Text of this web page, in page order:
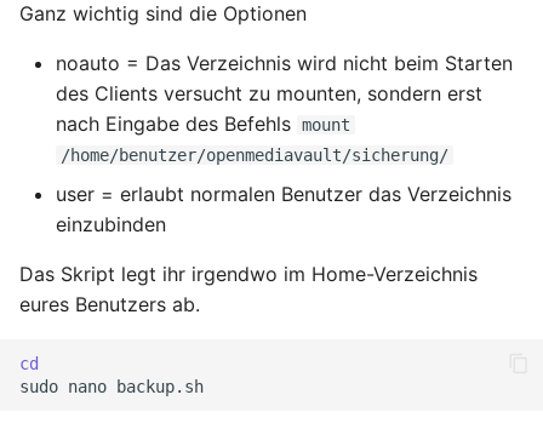
Februar 2022
Januar 2022
Dezember 2021
November 2021
September 2021
Ganz wichtig sind die Optionen
noauto = Das Verzeichnis wird nicht beim Starten
des Clients versucht zu mounten, sondern erst
nach Eingabe des Befehls mount
/home/benutzer/openmediavault/sicherung/
user = erlaubt normalen Benutzer das Verzeichnis
einzubinden
Das Skript legt ihr irgendwo im Home-Verzeichnis
eures Benutzers ab.
cd
sudo nano